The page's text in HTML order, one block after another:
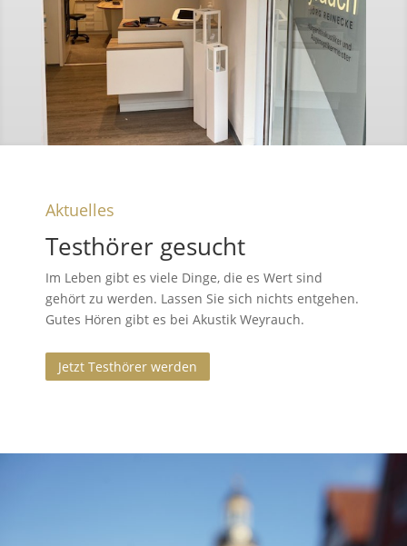
Aktuelles
Testhörer gesucht
Im Leben gibt es viele Dinge, die es Wert sind
gehört zu werden. Lassen Sie sich nichts entgehen.
Gutes Hören gibt es bei Akustik Weyrauch.
Jetzt Testhörer werden